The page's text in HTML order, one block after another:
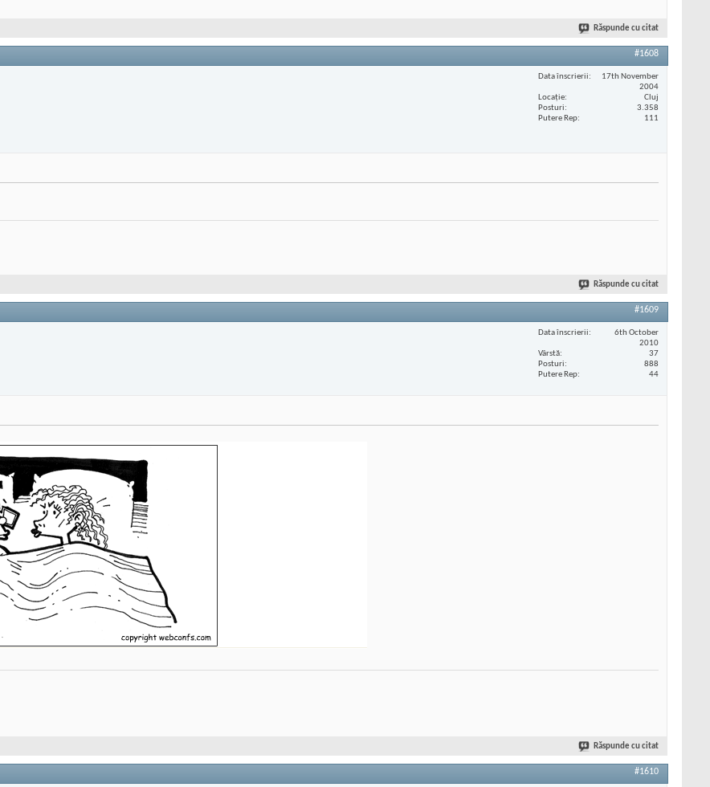
Răspunde cu citat
#1608
Data înscrierii
17th November
2004
Locaţie
Cluj
Posturi
3.358
Putere Rep
111
Răspunde cu citat
#1609
Data înscrierii
6th October
2010
Vârstă
37
Posturi
888
Putere Rep
44
Răspunde cu citat
#1610